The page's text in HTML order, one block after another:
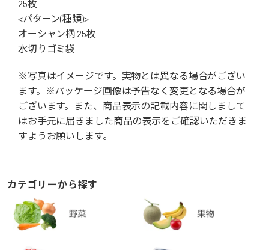
25枚
<パターン(種類)>
オーシャン柄 25枚
水切りゴミ袋
※写真はイメージです。実物とは異なる場合がござい
ます。※パッケージ画像は予告なく変更となる場合が
ございます。また、商品表示の記載内容に関しまして
はお手元に届きました商品の表示をご確認いただきま
すようお願いします。
カテゴリーから探す